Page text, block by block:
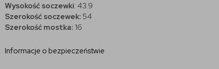
Wysokość soczewki: 43.9
Szerokość soczewek: 54
Szerokość mostka: 16
Informacje o bezpieczeństwie